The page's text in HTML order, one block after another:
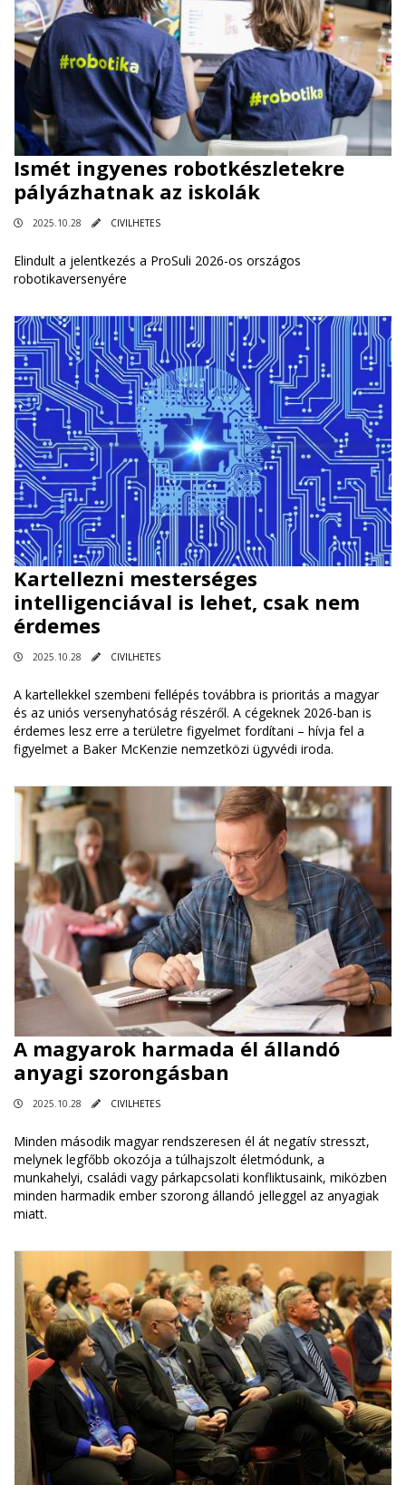
Ismét ingyenes robotkészletekre
pályázhatnak az iskolák
2025.10.28 CIVILHETES
Elindult a jelentkezés a ProSuli 2026-os országos
robotikaversenyére
Kartellezni mesterséges
intelligenciával is lehet, csak nem
érdemes
2025.10.28 CIVILHETES
A kartellekkel szembeni fellépés továbbra is prioritás a magyar
és az uniós versenyhatóság részéről. A cégeknek 2026-ban is
érdemes lesz erre a területre figyelmet fordítani – hívja fel a
figyelmet a Baker McKenzie nemzetközi ügyvédi iroda.
A magyarok harmada él állandó
anyagi szorongásban
2025.10.28 CIVILHETES
Minden második magyar rendszeresen él át negatív stresszt,
melynek legfőbb okozója a túlhajszolt életmódunk, a
munkahelyi, családi vagy párkapcsolati konfliktusaink, miközben
minden harmadik ember szorong állandó jelleggel az anyagiak
miatt.